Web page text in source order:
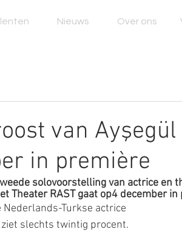
Nieuws Over ons
van
in première
solovoorstelling van actrice en
Theater RAST gaat op4 december
Nederlands-Turkse actrice
slechts twintig procent.